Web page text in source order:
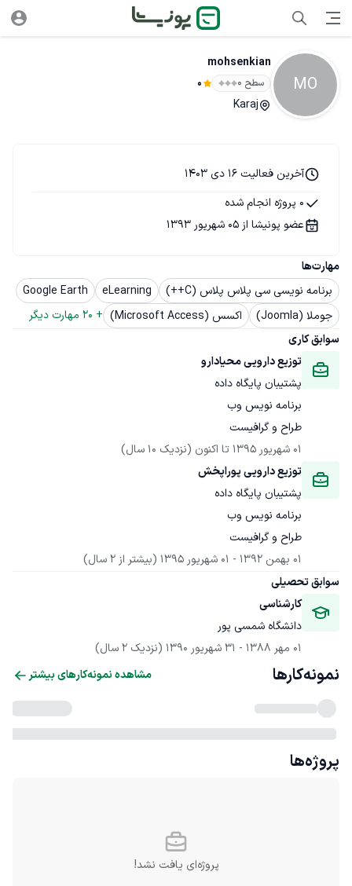
MO
mohsenkian
سطح ۰ 0
Karaj
مهارت‌ها
برنامه نویسی سی پلاس پلاس (C++)
eLearning
Google Earth
جوملا (Joomla)
اکسس (Microsoft Access) +
20 مهارت دیگر
سوابق کاری
توزیع دارویی محیادارو
طراح و گرافیست
01 شهریور 1395
تا اکنون (نزدیک 10 سال)
توزیع دارویی پوراپخش
طراح و گرافیست
01 بهمن 1392
- 01 شهریور 1395
(بیشتر از 2 سال)
سوابق تحصیلی
کارشناسی
دانشگاه شمسی پور
01 مهر 1388
- 31 شهریور 1390 (نزدیک 2 سال)
آخرین فعالیت 16 دی 1403
0 پروژه انجام شده
عضو پونیشا از 05 شهریور 1393
نمونه‌کارها مشاهده نمونه‌کارهای بیشتر
پروژه‌ها
پروژه‌ای یافت نشد!